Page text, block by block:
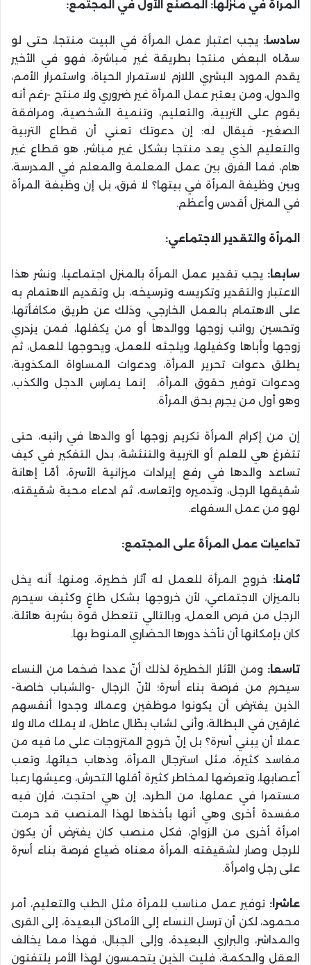
المرأة في منزلها: المصنع الأول في المجتمع:
سادسا: يجب اعتبار عمل المرأة في البيت منتجا، حتى لو
سمّاه البعض منتجا بطريقة غير مباشرة، فهو في الأخير
يقدم المورد البشري اللازم لاستمرار الحياة، واستمرار الأمم،
والدول، ومن يعتبر عمل المرأة غير ضروري ولا منتج -رغم أنه
يقوم على التربية، والتعليم، وتنمية الشخصية، ومرافقة
الصغير- فيقال له: إن دعوتك تعني أن قطاع التربية
والتعليم الذي يعد منتجا بشكل غير مباشر، هو قطاع غير
هام، فما الفرق بين عمل المعلمة والمعلم في المدرسة،
وبين وظيفة المرأة في بيتها؟ لا فرق، بل إن وظيفة المرأة
في المنزل أقدس وأعظم.
المرأة والتقدير الاجتماعي:
سابعا: يجب تقدير عمل المرأة بالمنزل اجتماعيا، ونشر هذا
الاعتبار والتقدير وتكريسه وترسيخه، بل وتقديم الاهتمام به
على الاهتمام بالعمل الخارجي، وذلك عن طريق مكافأتها،
وتحسين رواتب زوجها ووالدها أو من يكفلها، فمن يزدري
زوجها وأباها وكفيلها، ويلجئه للعمل، ويحوجها للعمل، ثم
يطلق دعوات تحرير المرأة، ودعوات المساواة المكذوبة،
ودعوات توفير حقوق المرأة، إنما يمارس الدجل والكذب،
وهو أول من يجرم بحق المرأة.
إن من إكرام المرأة تكريم زوجها أو والدها في راتبه، حتى
تتفرغ هي للعلم أو التربية والتنئشة، بدل التفكير في كيف
تساعد والدها في رفع إيرادات ميزانية الأسرة، أمّا إهانة
شقيقها الرجل، وتدميره وإتعاسه، ثم ادعاء محبة شقيقته،
لهو من عمل السفهاء.
تداعيات عمل المرأة على المجتمع:
ثامنا: خروج المرأة للعمل له آثار خطيرة، ومنها: أنه يخل
بالميزان الاجتماعي، لأن خروجها بشكل طاغٍ وكثيف سيحرم
الرجل من فرص العمل، وبالتالي تتعطل قوة بشرية هائلة،
كان بإمكانها أن تأخذ دورها الحضاري المنوط بها.
تاسعا: ومن الآثار الخطيرة لذلك أنّ عددا ضخما من النساء
سيحرم من فرصة بناء أسرة؛ لأنّ الرجال -والشباب خاصة-
الذين يفترض أن يكونوا موظفين وعمالا وجدوا أنفسهم
غارقين في البطالة، وأنى لشاب بطّال عاطل، لا يملك مالا ولا
عملا أن يبني أسرة؟ بل إنّ خروج المتزوجات على ما فيه من
مفاسد كثيرة، مثل استرجال المرأة، وذهاب حيائها، وتعب
أعصابها، وتعرضها لمخاطر كثيرة أقلها التحرش، وعيشها رعبا
مستمرا في عملها، من الطرد، إن هي احتجت، فإن فيه
مفسدة أخرى وهي أنها بأخذها لهذا المنصب قد حرمت
امرأة أخرى من الزواج، فكل منصب كان يفترض أن يكون
للرجل وصار لشقيقته المرأة معناه ضياع فرصة بناء أسرة
على رجل وامرأة.
عاشرا: توفير عمل مناسب للمرأة مثل الطب والتعليم، أمر
محمود، لكن أن ترسل النساء إلى الأماكن البعيدة، إلى القرى
والمداشر، والبراري البعيدة، وإلى الجبال، فهذا مما يخالف
العقل والحكمة، فليت الذين يتحمسون لهذا الأمر يلتفتون